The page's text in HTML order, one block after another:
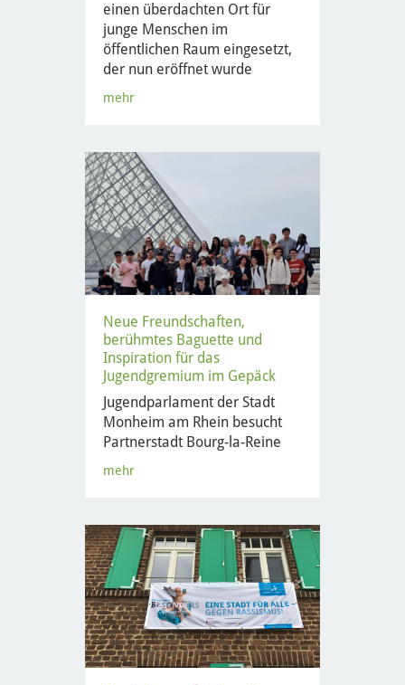
einen überdachten Ort für
junge Menschen im
öffentlichen Raum eingesetzt,
der nun eröffnet wurde
mehr
Neue Freundschaften,
berühmtes Baguette und
Inspiration für das
Jugendgremium im Gepäck
Jugendparlament der Stadt
Monheim am Rhein besucht
Partnerstadt Bourg-la-Reine
mehr